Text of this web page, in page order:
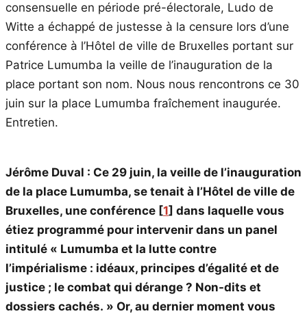
consensuelle en période pré-électorale, Ludo de
Witte a échappé de justesse à la censure lors d’une
conférence à l’Hôtel de ville de Bruxelles portant sur
Patrice Lumumba la veille de l’inauguration de la
place portant son nom. Nous nous rencontrons ce 30
juin sur la place Lumumba fraîchement inaugurée.
Entretien.
Jérôme Duval : Ce 29 juin, la veille de l’inauguration
de la place Lumumba, se tenait à l’Hôtel de ville de
Bruxelles, une conférence [1] dans laquelle vous
étiez programmé pour intervenir dans un panel
intitulé « Lumumba et la lutte contre
l’impérialisme : idéaux, principes d’égalité et de
justice ; le combat qui dérange ? Non-dits et
dossiers cachés. » Or, au dernier moment vous